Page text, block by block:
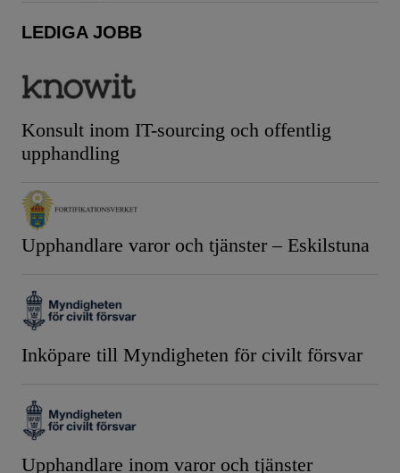
LEDIGA JOBB
Konsult inom IT-sourcing och offentlig
upphandling
Upphandlare varor och tjänster – Eskilstuna
Inköpare till Myndigheten för civilt försvar
Upphandlare inom varor och tjänster